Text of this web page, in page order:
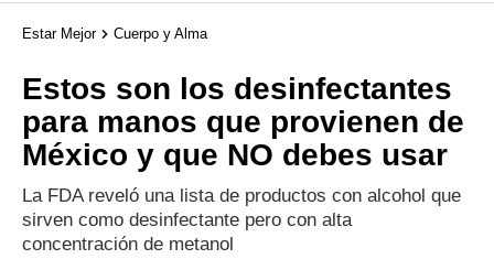
Estar Mejor Cuerpo y Alma
Estos son los desinfectantes
para manos que provienen de
México y que NO debes usar
La FDA reveló una lista de productos con alcohol que
sirven como desinfectante pero con alta
concentración de metanol